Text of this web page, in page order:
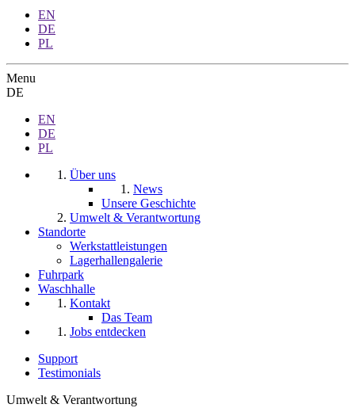
EN
DE
PL
Menu
DE
EN
DE
PL
Über uns
News
Unsere Geschichte
Umwelt & Verantwortung
Standorte
Werkstattleistungen
Lagerhallengalerie
Fuhrpark
Waschhalle
Kontakt
Das Team
Jobs entdecken
Support
Testimonials
Umwelt & Verantwortung